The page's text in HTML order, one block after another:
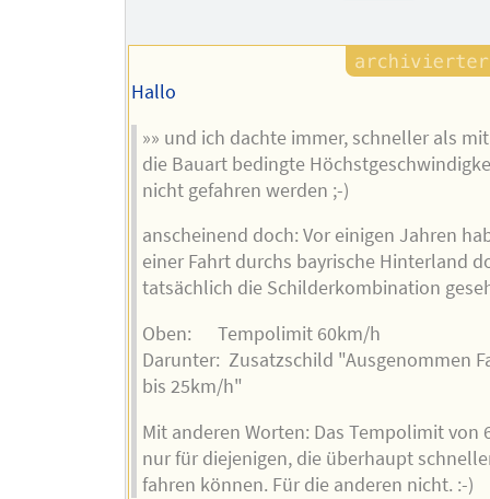
Hallo
»» und ich dachte immer, schneller als
die Bauart bedingte
nicht gefahren werden ;-)
anscheinend doch: Vor einigen Jahren
einer Fahrt durchs bayrische Hinterland
tatsächlich die Schilderkombination
Oben: Tempolimit 60km/h
Darunter: Zusatzschild "Ausgenommen
bis 25km/h"
Mit anderen Worten: Das Tempolimit von
nur für diejenigen, die überhaupt
fahren können. Für die anderen nicht. :-)